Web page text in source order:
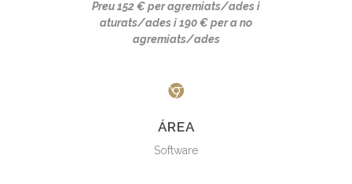
Preu 152 € per agremiats/ades i
aturats/ades i 190 € per a no
agremiats/ades
ÁREA
Software